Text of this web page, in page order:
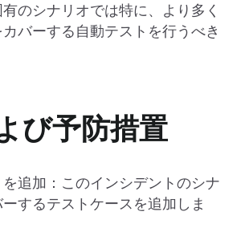
のシナリオでは特に、より多く
バーする自動テストを行うべき
び予防措置
追加：このインシデントのシナ
ーするテストケースを追加しま